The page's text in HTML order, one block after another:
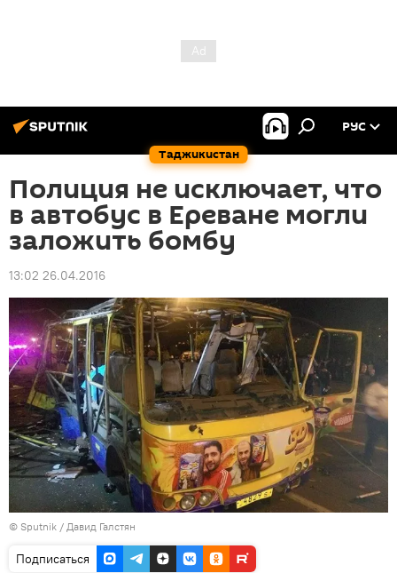
Таджикистан
РУС
Полиция не исключает, что
в автобус в Ереване могли
заложить бомбу
13:02 26.04.2016
© Sputnik / Давид Галстян
Подписаться